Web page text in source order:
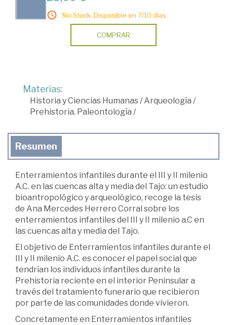
Sin Stock. Disponible en 7/10 días.
COMPRAR
Materias:
Historia y Ciencias Humanas/Arqueología /
Prehistoria. Paleontología /
Resumen
Enterramientos infantiles durante el III y II milenio
A.C. en las cuencas alta y media del Tajo: un estudio
bioantropológico y arqueológico, recoge la tesis
de Ana Mercedes Herrero Corral sobre los
enterramientos infantiles del III y II milenio a.C en
las cuencas alta y media del Tajo.
El objetivo de Enterramientos infantiles durante el
III y II milenio A.C. es conocer el papel social que
tendrían los individuos infantiles durante la
Prehistoria reciente en el interior Peninsular a
través del tratamiento funerario que recibieron
por parte de las comunidades donde vivieron.
Concretamente en Enterramientos infantiles